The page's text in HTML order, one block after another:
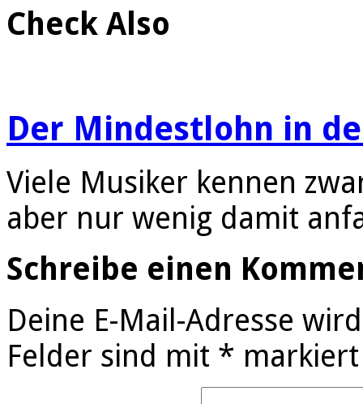
Check Also
Der Mindestlohn in
Viele Musiker kennen
aber nur wenig damit
Schreibe einen
Deine E-Mail-Adresse
Felder sind mit * markiert